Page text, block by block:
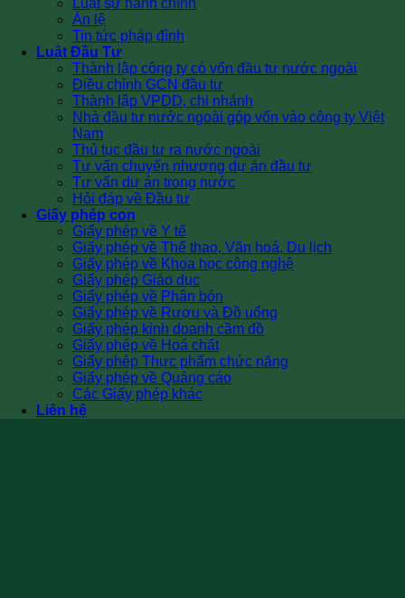
Án lệ
Tin tức pháp đình
Luật Đầu Tư
Thành lập công ty có vốn đầu tư nước ngoài
Điều chỉnh GCN đầu tư
Thành lập VPDD, chi nhánh
Nhà đầu tư nước ngoài góp vốn vào công ty Việt
Nam
Thủ tục đầu tư ra nước ngoài
Tư vấn chuyển nhượng dự án đầu tư
Tư vấn dự án trong nước
Hỏi đáp về Đầu tư
Giấy phép con
Giấy phép về Y tế
Giấy phép về Thể thao, Văn hoá, Du lịch
Giấy phép về Khoa học công nghệ
Giấy phép Giáo dục
Giấy phép về Phân bón
Giấy phép về Rượu và Đồ uống
Giấy phép kinh doanh cầm đồ
Giấy phép về Hoá chất
Giấy phép Thực phẩm chức năng
Giấy phép về Quảng cáo
Các Giấy phép khác
Liên hệ